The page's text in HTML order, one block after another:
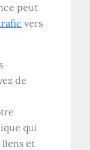
peut
vers
de
qui
liens et